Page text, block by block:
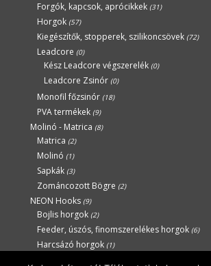
Forgók, kapcsok, aprócikkek (31)
Horgok (57)
Kiegészítők, stopperek, szilikoncsövek (72)
Leadcore (0)
Kész Leadcore végszerelék (0)
Leadcore Zsinór (0)
Monofil főzsinór (18)
PVA termékek (9)
Molinó - Matrica (8)
Matrica (2)
Molinó (1)
Sapkák (3)
Zománcozott Bögre (2)
NEON Hooks (9)
Bojlis horgok (2)
Feeder, úszós, finomszerelékes horgok (6)
Harcsázó horgok (1)